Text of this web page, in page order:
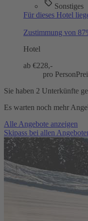
Sonstiges
Für dieses Hotel
Zustimmung von
Hotel
ab €228,-
pro Person
Sie haben 2 Unterkünfte
Es warten noch mehr
Alle Angebote anzeigen
Skipass bei allen